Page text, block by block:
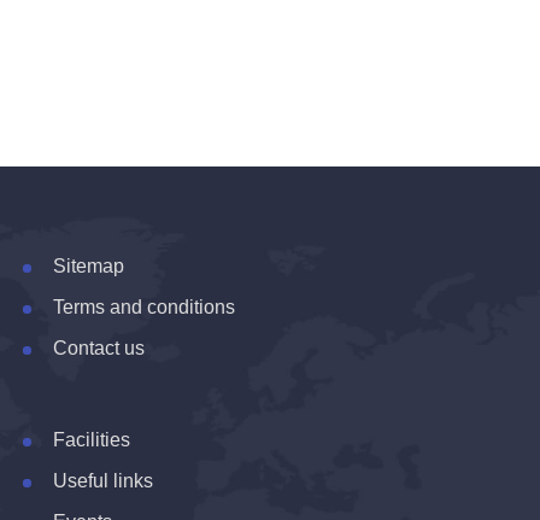
Sitemap
Terms and conditions
Contact us
Facilities
Useful links